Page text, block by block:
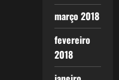
março 2018
fevereiro
2018